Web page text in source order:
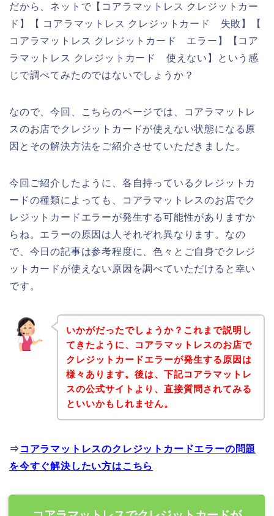
だから、ネットで【コアラマットレス クレジットカー
ド】【 コアラマットレス クレジットカード 失敗】【
コアラマットレス クレジットカード エラー】【コア
ラマットレス クレジットカード 使えない】という感
じで調べてみたのではないでしょうか？
なので、今回、こちらのページでは、コアラマットレ
スのお店でクレジットカードが使えない状態になる原
因とその解決方法をご紹介させていただきました。
今回ご紹介したように、各自持っているクレジットカ
ードの種類によっても、コアラマットレスのお店でク
レジットカードエラーが発生する可能性がありますか
らね。エラーの原因は人それぞれ異なります。なの
で、今日の記事は参考程度に、色々とご自身でクレジ
ットカードが使えない原因を調べていただけると幸い
です。
いかがだったでしょうか？これまで説明し
てきたように、コアラマットレスのお店で
クレジットカードエラーが発生する原因は
様々あります。後は、下記コアラマットレ
スの公式サイトより、直接質問されてみる
といいかもしれません。
⇒ コアラマットレスのクレジットカードエラーの問題
を今すぐ解決したい方はこちら